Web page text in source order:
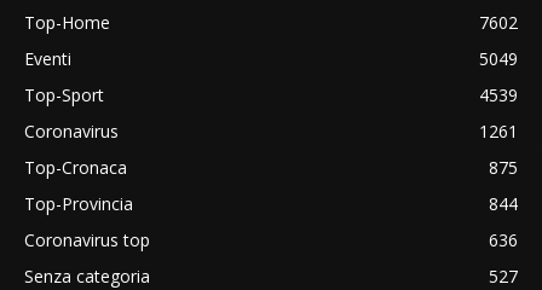
Top-Home
7602
Eventi
5049
Top-Sport
4539
Coronavirus
1261
Top-Cronaca
875
Top-Provincia
844
Coronavirus top
636
Senza categoria
527